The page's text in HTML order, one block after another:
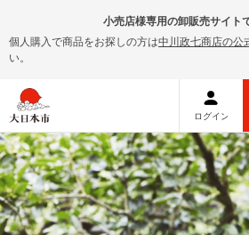
小売店様専用の卸販売サイト
個人購入で商品をお探しの方は中川政七商店の公
い。